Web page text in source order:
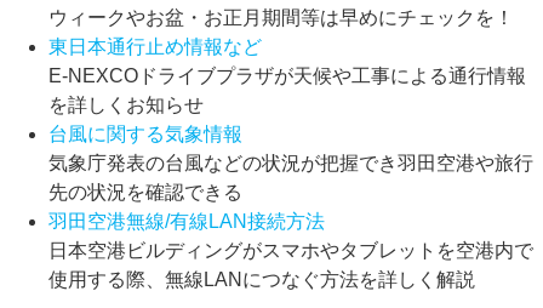
ウィークやお盆・お正月期間等は早めにチェックを！
東日本通行止め情報など
E-NEXCOドライブプラザが天候や工事による通行情報
を詳しくお知らせ
台風に関する気象情報
気象庁発表の台風などの状況が把握でき羽田空港や旅行
先の状況を確認できる
羽田空港無線/有線LAN接続方法
日本空港ビルディングがスマホやタブレットを空港内で
使用する際、無線LANにつなぐ方法を詳しく解説